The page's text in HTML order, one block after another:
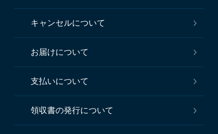
キャンセルについて
お届けについて
支払いについて
領収書の発行について